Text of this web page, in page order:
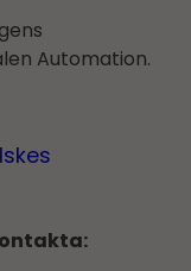
Automation.